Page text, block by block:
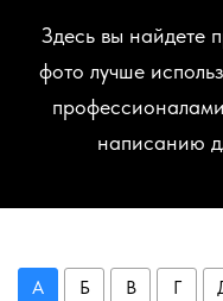
Здесь вы найдете
фото лучше
написанию
А Б В Г